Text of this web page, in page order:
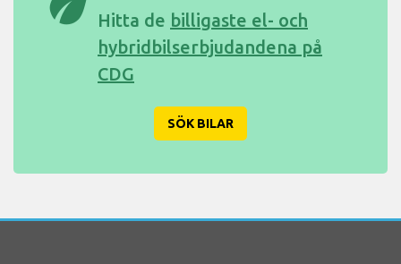
Hitta de billigaste el- och
hybridbilserbjudandena på
CDG
SÖK BILAR